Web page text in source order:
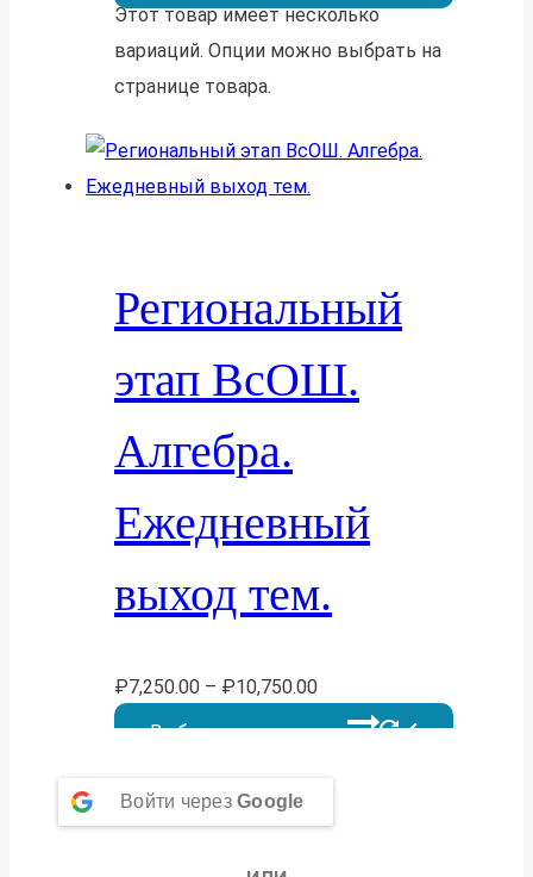
Этот товар имеет несколько
вариаций. Опции можно выбрать на
странице товара.
Региональный
этап ВсОШ.
Алгебра.
Ежедневный
выход тем.
₽7,250.00 – ₽10,750.00
Выберите параметры
вариаций. Опции можно выбрать на
Войти через Google